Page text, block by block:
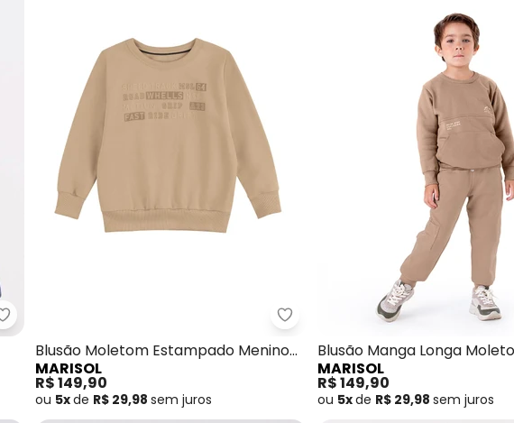
Up Baby - Blazer em Malha Alfaiataria (Azul)Marisol - Blusão Moletom
Blusão Moletom Estampado Menino
Marisol (Cinza)
MARISOL
R$ 149,90
ou 5xde R$ 29,98 sem juros
Blusão Manga Longa
(Marrom)
MARISOL
R$ 149,90
ou 5xde R$ 29,98 sem juros
Digite seu e-mail
Ao enviar o cadastro, você
Privacidade